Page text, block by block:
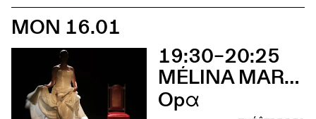
MON 16.01
19:30–20:25
MÉLINA MARTIN
Opα